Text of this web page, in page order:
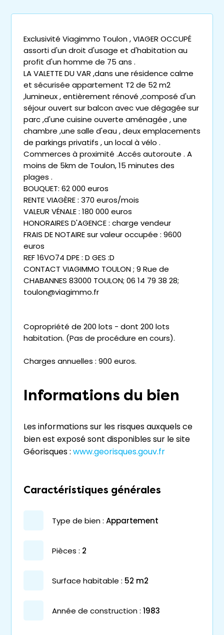
Exclusivité Viagimmo Toulon , VIAGER OCCUPÉ
assorti d'un droit d'usage et d'habitation au
profit d'un homme de 75 ans .
LA VALETTE DU VAR ,dans une résidence calme
et sécurisée appartement T2 de 52 m2
,lumineux , entièrement rénové ,composé d'un
séjour ouvert sur balcon avec vue dégagée sur
parc ,d'une cuisine ouverte aménagée , une
chambre ,une salle d'eau , deux emplacements
de parkings privatifs , un local à vélo .
Commerces à proximité .Accés autoroute . A
moins de 5km de Toulon, 15 minutes des
plages .
BOUQUET: 62 000 euros
RENTE VIAGÈRE : 370 euros/mois
VALEUR VÉNALE : 180 000 euros
HONORAIRES D'AGENCE : charge vendeur
FRAIS DE NOTAIRE sur valeur occupée : 9600
euros
REF 16VO74 DPE : D GES :D
CONTACT VIAGIMMO TOULON ; 9 Rue de
CHABANNES 83000 TOULON; 06 14 79 38 28;
toulon@viagimmo.fr
Copropriété de 200 lots - dont 200 lots
habitation. (Pas de procédure en cours).
Charges annuelles : 900 euros.
Informations du bien
Les informations sur les risques auxquels ce
bien est exposé sont disponibles sur le site
Géorisques : www.georisques.gouv.fr
Caractéristiques générales
type de bien : appartement
pièces : 2
surface habitable : 52 m2
année de construction : 1983